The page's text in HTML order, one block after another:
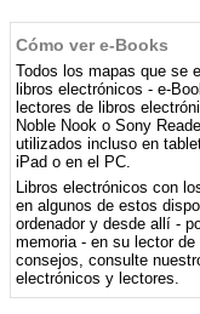
Cómo ver e-Books
Todos los mapas que se
libros electrónicos - e-
lectores de libros
Noble Nook o Sony
utilizados incluso en
iPad o en el PC.
Libros electrónicos con
en algunos de estos
ordenador y desde allí -
memoria - en su lector
consejos, consulte
electrónicos y lectores.